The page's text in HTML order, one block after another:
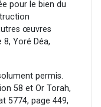
pour le bien du
œuvres
8, Yoré Déa,
permis.
58 et Or Torah,
5774, page 449,